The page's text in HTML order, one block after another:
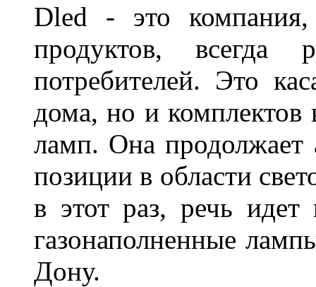
Dled - это
продуктов, всегда
потребителей. Это
дома, но и комплектов
ламп. Она продолжает
позиции в области
в этот раз, речь
газонаполненные
Дону.